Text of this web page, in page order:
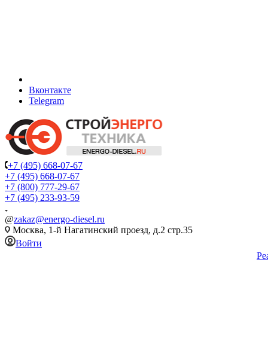
Вконтакте
Telegram
+7 (495) 668-07-67
+7 (495) 668-07-67
+7 (800) 777-29-67
+7 (495) 233-93-59
@zakaz@energo-diesel.ru
Москва, 1-й Нагатинский проезд, д.2 стр.35
Войти